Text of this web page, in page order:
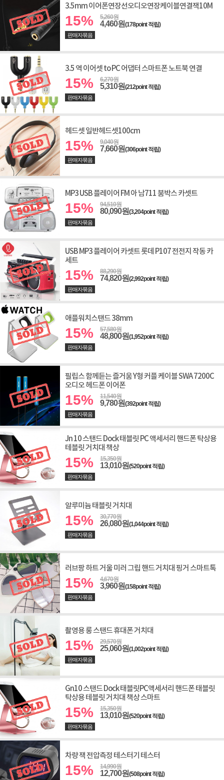
3.5mm 이어폰연장선오디오연장케이블연결잭10M
15% 5,260원
4,460원(178point 적립)
판매자묶음
3.5 역 이어셋 to PC 어댑터 스마트폰 노트북 연결
15% 6,270원
5,310원(212point 적립)
판매자묶음
헤드셋 일반헤드셋100cm
15% 9,040원
7,660원(306point 적립)
판매자묶음
MP3 USB 플레이어 FM 아 남711 붐박스 카셋트
15% 94,510원
80,090원(3,204point 적립)
판매자묶음
USB MP3 플레이어 카셋트 롯데 P107 전전지 작동 카
세트
15% 88,290원
74,820원(2,992point 적립)
판매자묶음
애플워치스탠드 38mm
15% 57,580원
48,800원(1,952point 적립)
판매자묶음
필립스 함께듣는 즐거움 Y형 커플 케이블 SWA 7200C
오디오 헤드폰 이어폰
15% 11,540원
9,780원(392point 적립)
판매자묶음
Jn 10 스탠드 Dock 태블릿 PC 액세서리 핸드폰 탁상용
테블릿 거치대 책상
15% 15,350원
13,010원(520point 적립)
판매자묶음
알루미늄 태블릿 거치대
15% 30,770원
26,080원(1,044point 적립)
판매자묶음
러브팡 하트 거울 미러 그립 핸드 거치대 핑거 스마트톡
15% 4,670원
3,960원(158point 적립)
판매자묶음
촬영용 롱 스탠드 휴대폰 거치대
15% 29,570원
25,060원(1,002point 적립)
판매자묶음
Gn10 스탠드 Dock 태블릿PC액세서리 핸드폰 태블릿
탁상용 테블릿 거치대 책상 스마트
15% 15,350원
13,010원(520point 적립)
판매자묶음
차량 잭 전압측정 테스터기 테스터
15% 14,990원
12,700원(508point 적립)